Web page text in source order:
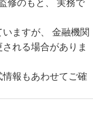
修のもと、 実務で
ますが、 金融機関
れる場合がありま
報もあわせてご確